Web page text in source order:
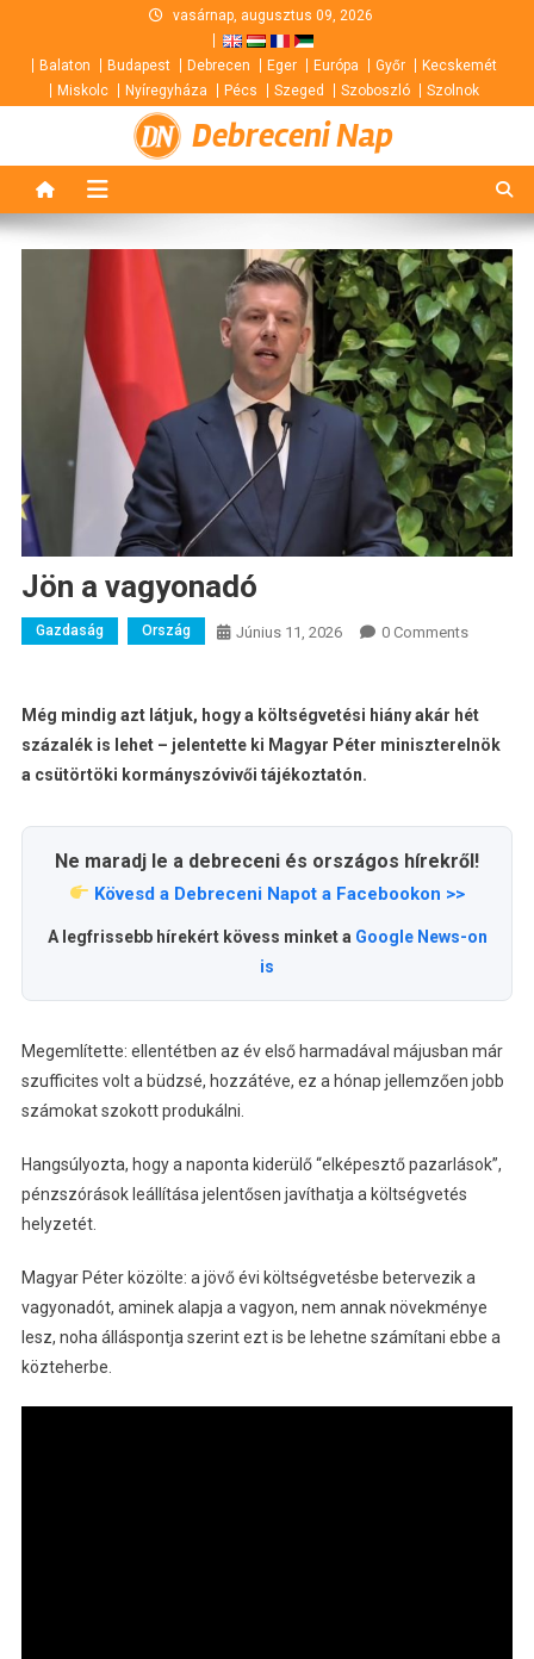
content
vasárnap, augusztus 09, 2026
Balaton Budapest Debrecen Eger Európa Győr
Kecskemét
Miskolc
Nyíregyháza Pécs Szeged Szoboszló Szolnok
Debreceni Nap
Jön a vagyonadó
Gazdaság Ország Június 11, 2026 0 Comments
Még mindig azt látjuk, hogy a költségvetési hiány akár hét
százalék is lehet – jelentette ki Magyar Péter miniszterelnök
a csütörtöki kormányszóvivői tájékoztatón.
Ne maradj le a debreceni és országos hírekről!
Kövesd a Debreceni Napot a Facebookon >>
A legfrissebb hírekért kövess minket a Google News-on
is
Megemlítette: ellentétben az év első harmadával májusban már
szufficites volt a büdzsé, hozzátéve, ez a hónap jellemzően jobb
számokat szokott produkálni.
Hangsúlyozta, hogy a naponta kiderülő “elképesztő pazarlások”,
pénzszórások leállítása jelentősen javíthatja a költségvetés
helyzetét.
Magyar Péter közölte: a jövő évi költségvetésbe betervezik a
vagyonadót, aminek alapja a vagyon, nem annak növekménye
lesz, noha álláspontja szerint ezt is be lehetne számítani ebbe a
közteherbe.